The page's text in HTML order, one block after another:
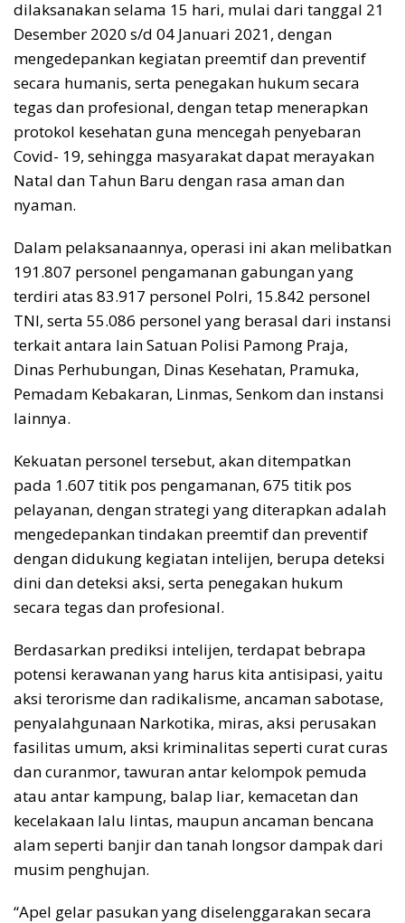
dilaksanakan selama 15 hari, mulai dari tanggal 21
Desember 2020 s/d 04 Januari 2021, dengan
mengedepankan kegiatan preemtif dan preventif
secara humanis, serta penegakan hukum secara
tegas dan profesional, dengan tetap menerapkan
protokol kesehatan guna mencegah penyebaran
Covid- 19, sehingga masyarakat dapat merayakan
Natal dan Tahun Baru dengan rasa aman dan
nyaman.
Dalam pelaksanaannya, operasi ini akan melibatkan
191.807 personel pengamanan gabungan yang
terdiri atas 83.917 personel Polri, 15.842 personel
TNI, serta 55.086 personel yang berasal dari instansi
terkait antara lain Satuan Polisi Pamong Praja,
Dinas Perhubungan, Dinas Kesehatan, Pramuka,
Pemadam Kebakaran, Linmas, Senkom dan instansi
lainnya.
Kekuatan personel tersebut, akan ditempatkan
pada 1.607 titik pos pengamanan, 675 titik pos
pelayanan, dengan strategi yang diterapkan adalah
mengedepankan tindakan preemtif dan preventif
dengan didukung kegiatan intelijen, berupa deteksi
dini dan deteksi aksi, serta penegakan hukum
secara tegas dan profesional.
Berdasarkan prediksi intelijen, terdapat bebrapa
potensi kerawanan yang harus kita antisipasi, yaitu
aksi terorisme dan radikalisme, ancaman sabotase,
penyalahgunaan Narkotika, miras, aksi perusakan
fasilitas umum, aksi kriminalitas seperti curat curas
dan curanmor, tawuran antar kelompok pemuda
atau antar kampung, balap liar, kemacetan dan
kecelakaan lalu lintas, maupun ancaman bencana
alam seperti banjir dan tanah longsor dampak dari
musim penghujan.
“Apel gelar pasukan yang diselenggarakan secara